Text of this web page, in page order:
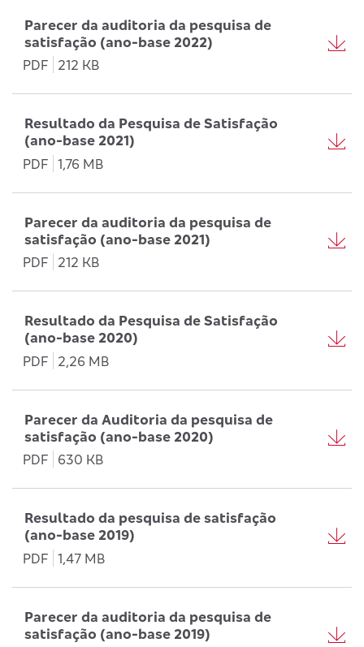
Parecer da auditoria da pesquisa de
satisfação (ano-base 2022)
PDF
212 KB
Resultado da Pesquisa de Satisfação
(ano-base 2021)
PDF 1,76 MB
Parecer da auditoria da pesquisa de
satisfação (ano-base 2021)
PDF
212 KB
Resultado da Pesquisa de Satisfação
(ano-base 2020)
PDF
2,26 MB
Parecer da Auditoria da pesquisa de
satisfação (ano-base 2020)
PDF
630 KB
Resultado da pesquisa de satisfação
(ano-base 2019)
PDF 1,47 MB
Parecer da auditoria da pesquisa de
satisfação (ano-base 2019)